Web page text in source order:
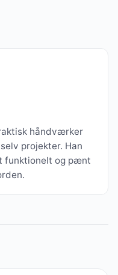
håndværker
projekter. Han
funktionelt og pænt